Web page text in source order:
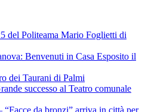
del Politeama Mario Foglietti di
Benvenuti in Casa Esposito il
dei Taurani di Palmi
successo al Teatro comunale